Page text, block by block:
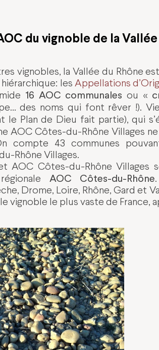
du vignoble de la
vignobles, la Vallée du Rhône
les Appellations
16 AOC communales ou «
des noms qui font rêver !).
le Plan de Dieu fait partie), qui
AOC Côtes-du-Rhône Villages
compte 43 communes
Rhône Villages.
AOC Côtes-du-Rhône Villages
AOC Côtes-du-Rhône
Drome, Loire, Rhône, Gard et
vignoble le plus vaste de France,